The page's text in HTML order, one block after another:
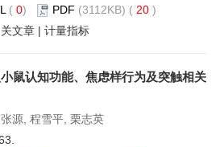
( 0) PDF (3112KB) ( 20 )
文章 | 计量指标
鼠认知功能、焦虑样行为及突触相关
源, 程雪平, 栗志英